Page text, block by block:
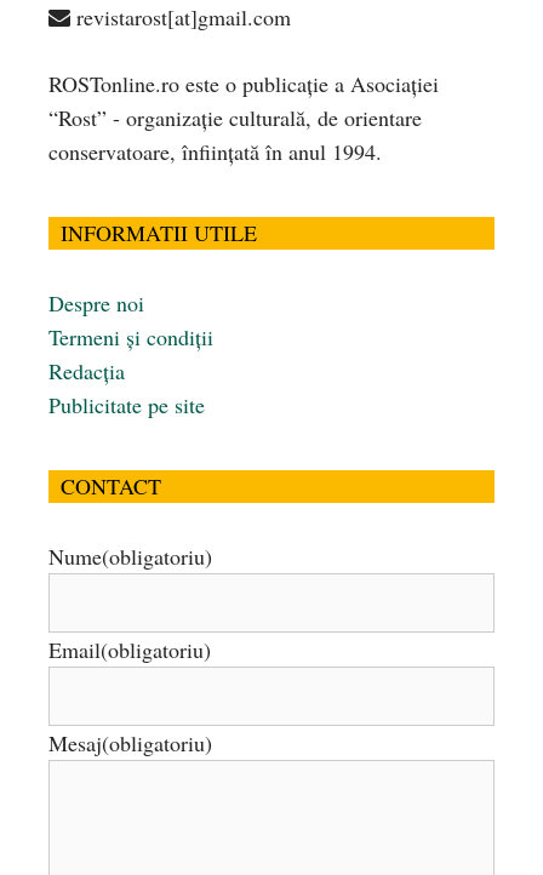
revistarost[at]gmail.com
ROSTonline.ro este o publicaţie a Asociaţiei
“Rost” - organizaţie culturală, de orientare
conservatoare, înfiinţată în anul 1994.
INFORMATII UTILE
Despre noi
Termeni și condiții
Redacția
Publicitate pe site
CONTACT
Nume(obligatoriu)
Email(obligatoriu)
Mesaj(obligatoriu)